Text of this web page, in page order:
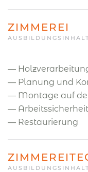
ZIMMEREI
—
— Planung und
— Montage auf
— Arbeitssicherheit
— Restaurierung